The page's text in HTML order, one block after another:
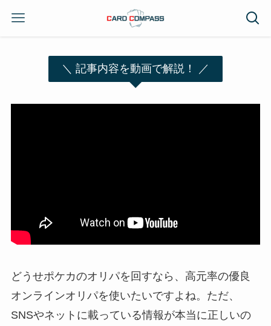
＼ 記事内容を動画で解説！ ／
どうせポケカのオリパを回すなら、高元率の優良
オンラインオリパを使いたいですよね。ただ、
SNSやネットに載っている情報が本当に正しいの